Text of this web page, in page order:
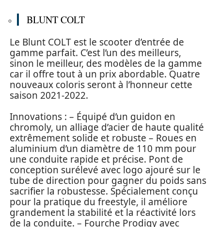
BLUNT COLT
Le Blunt COLT est le scooter d’entrée de
gamme parfait. C’est l’un des meilleurs,
sinon le meilleur, des modèles de la gamme
car il offre tout à un prix abordable. Quatre
nouveaux coloris seront à l’honneur cette
saison 2021-2022.
Innovations : – Équipé d’un guidon en
chromoly, un alliage d’acier de haute qualité
extrêmement solide et robuste – Roues en
aluminium d’un diamètre de 110 mm pour
une conduite rapide et précise. Pont de
conception surélevé avec logo ajouré sur le
tube de direction pour gagner du poids sans
sacrifier la robustesse. Spécialement conçu
pour la pratique du freestyle, il améliore
grandement la stabilité et la réactivité lors
de la conduite. – Fourche Prodigy avec